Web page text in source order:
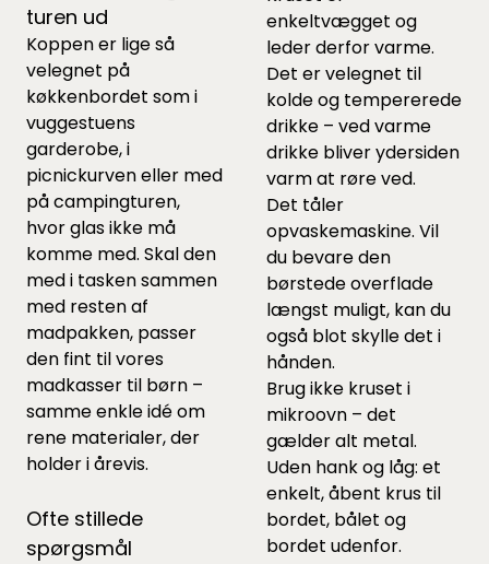
turen ud
Koppen er lige så
velegnet på
køkkenbordet som i
vuggestuens
garderobe, i
picnickurven eller med
på campingturen,
hvor glas ikke må
komme med. Skal den
med i tasken sammen
med resten af
madpakken, passer
den fint til vores
madkasser til børn –
samme enkle idé om
rene materialer, der
holder i årevis.
Ofte stillede
spørgsmål
enkeltvægget og
leder derfor varme.
Det er velegnet til
kolde og tempererede
drikke – ved varme
drikke bliver ydersiden
varm at røre ved.
Det tåler
opvaskemaskine. Vil
du bevare den
børstede overflade
længst muligt, kan du
også blot skylle det i
hånden.
Brug ikke kruset i
mikroovn – det
gælder alt metal.
Uden hank og låg: et
enkelt, åbent krus til
bordet, bålet og
bordet udenfor.